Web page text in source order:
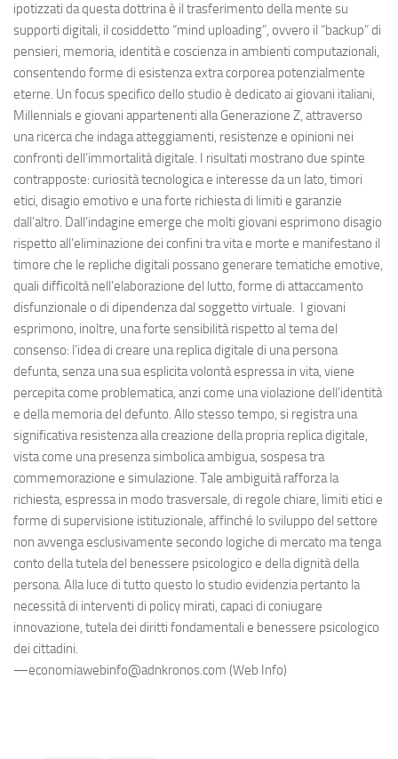
ipotizzati da questa dottrina è il trasferimento della mente su
supporti digitali, il cosiddetto “mind uploading”, ovvero il “backup” di
pensieri, memoria, identità e coscienza in ambienti computazionali,
consentendo forme di esistenza extra corporea potenzialmente
eterne. Un focus specifico dello studio è dedicato ai giovani italiani,
Millennials e giovani appartenenti alla Generazione Z, attraverso
una ricerca che indaga atteggiamenti, resistenze e opinioni nei
confronti dell’immortalità digitale. I risultati mostrano due spinte
contrapposte: curiosità tecnologica e interesse da un lato, timori
etici, disagio emotivo e una forte richiesta di limiti e garanzie
dall’altro. Dall’indagine emerge che molti giovani esprimono disagio
rispetto all’eliminazione dei confini tra vita e morte e manifestano il
timore che le repliche digitali possano generare tematiche emotive,
quali difficoltà nell’elaborazione del lutto, forme di attaccamento
disfunzionale o di dipendenza dal soggetto virtuale. I giovani
esprimono, inoltre, una forte sensibilità rispetto al tema del
consenso: l’idea di creare una replica digitale di una persona
defunta, senza una sua esplicita volontà espressa in vita, viene
percepita come problematica, anzi come una violazione dell’identità
e della memoria del defunto. Allo stesso tempo, si registra una
significativa resistenza alla creazione della propria replica digitale,
vista come una presenza simbolica ambigua, sospesa tra
commemorazione e simulazione. Tale ambiguità rafforza la
richiesta, espressa in modo trasversale, di regole chiare, limiti etici e
forme di supervisione istituzionale, affinché lo sviluppo del settore
non avvenga esclusivamente secondo logiche di mercato ma tenga
conto della tutela del benessere psicologico e della dignità della
persona. Alla luce di tutto questo lo studio evidenzia pertanto la
necessità di interventi di policy mirati, capaci di coniugare
innovazione, tutela dei diritti fondamentali e benessere psicologico
dei cittadini.
—economiawebinfo@adnkronos.com (Web Info)